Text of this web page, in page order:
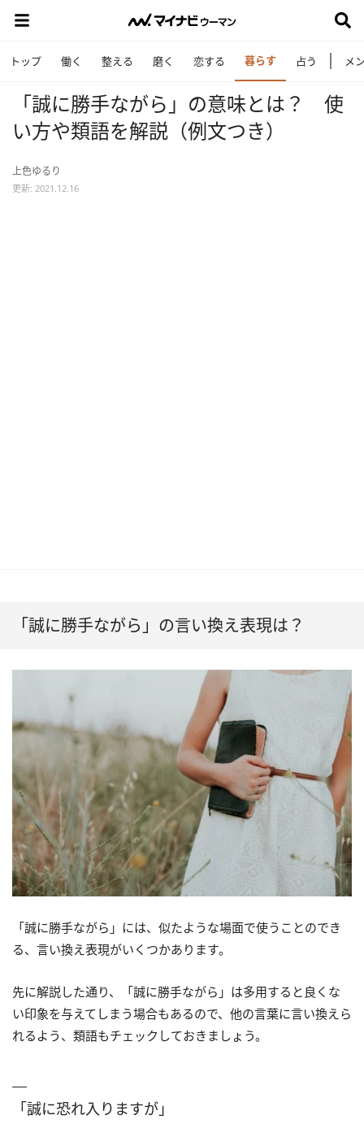
トップ 働く 整える 磨く 恋する 暮らす 占う メ
「誠に勝手ながら」の意味とは？ 使
い方や類語を解説（例文つき）
上色ゆるり
更新: 2021.12.16
「誠に勝手ながら」の言い換え表現は？
「誠に勝手ながら」には、似たような場面で使うことのでき
る、言い換え表現がいくつかあります。
先に解説した通り、「誠に勝手ながら」は多用すると良くな
い印象を与えてしまう場合もあるので、他の言葉に言い換えら
れるよう、類語もチェックしておきましょう。
「誠に恐れ入りますが」